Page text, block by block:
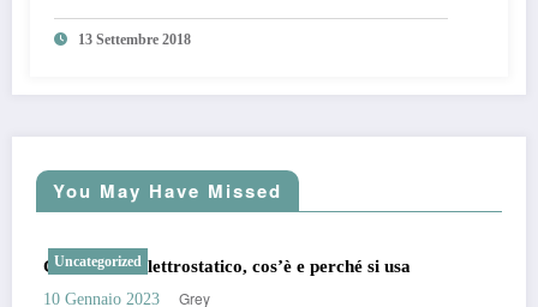
13 Settembre 2018
You May Have Missed
Uncategorized
Generatore elettrostatico, cos’è e perché si usa
10 Gennaio 2023 Grey